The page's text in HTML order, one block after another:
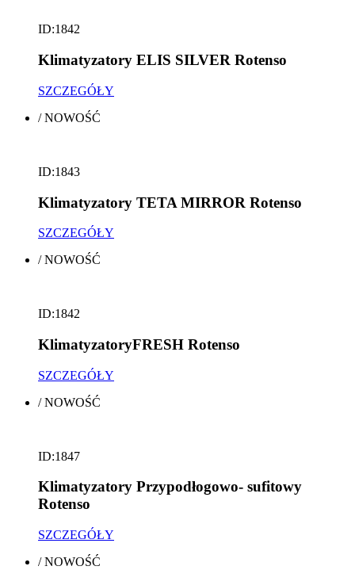
ID:1842
Klimatyzatory ELIS SILVER Rotenso
SZCZEGÓŁY
/NOWOŚĆ
ID:1843
Klimatyzatory TETA MIRROR Rotenso
SZCZEGÓŁY
/NOWOŚĆ
ID:1842
KlimatyzatoryFRESH Rotenso
SZCZEGÓŁY
/NOWOŚĆ
ID:1847
Klimatyzatory Przypodłogowo- sufitowy
Rotenso
SZCZEGÓŁY
/NOWOŚĆ